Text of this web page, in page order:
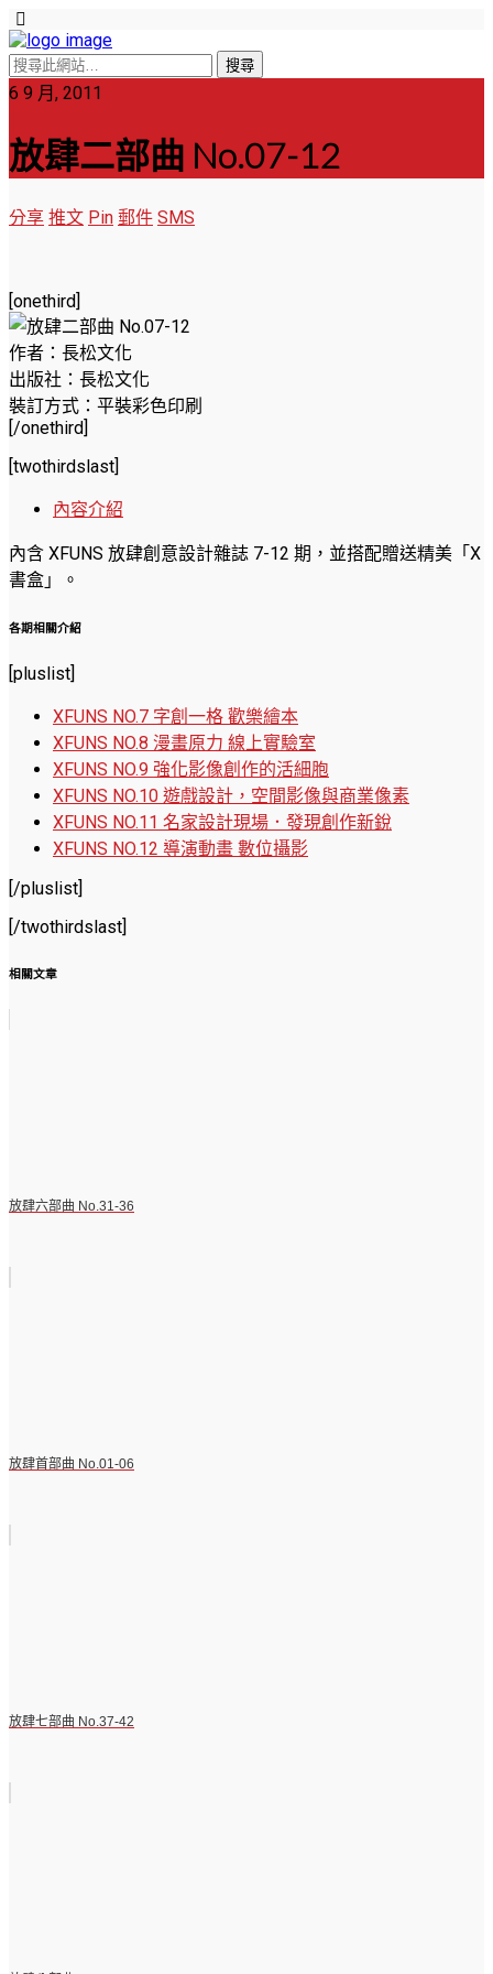
6 9 月, 2011
放肆二部曲 No.07-12
分享 推文 Pin 郵件 SMS
[onethird]
作者：長松文化
出版社：長松文化
裝訂方式：平裝彩色印刷
[/onethird]
[twothirdslast]
內容介紹
內含 XFUNS 放肆創意設計雜誌 7-12 期，並搭配贈送精美「X
書盒」。
各期相關介紹
[pluslist]
XFUNS NO.7 字創一格 歡樂繪本
XFUNS NO.8 漫畫原力 線上實驗室
XFUNS NO.9 強化影像創作的活細胞
XFUNS NO.10 遊戲設計，空間影像與商業像素
XFUNS NO.11 名家設計現場．發現創作新銳
XFUNS NO.12 導演動畫 數位攝影
[/pluslist]
[/twothirdslast]
相關文章
放肆六部曲 No.31-36
放肆首部曲 No.01-06
放肆七部曲 No.37-42